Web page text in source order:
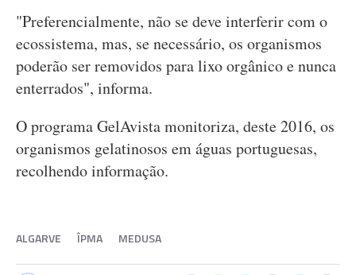
"Preferencialmente, não se deve interferir com o
ecossistema, mas, se necessário, os organismos
poderão ser removidos para lixo orgânico e nunca
enterrados", informa.
O programa GelAvista monitoriza, deste 2016, os
organismos gelatinosos em águas portuguesas,
recolhendo informação.
ALGARVE ÎPMA MEDUSA